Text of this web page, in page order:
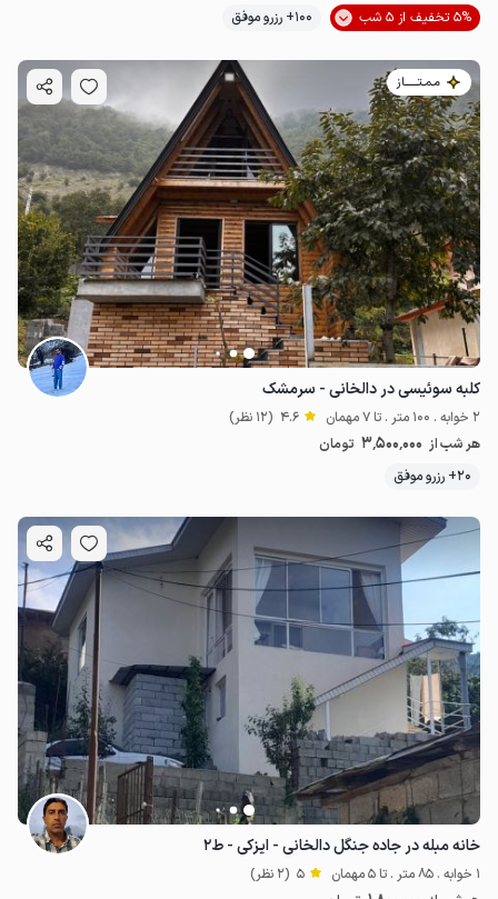
5% تخفیف از 5 شب 100+ رزرو موفق
مـمـتــــــاز
کلبه سوئیسی در دالخانی - سرمشک
2 خوابه . 100 متر . تا 7 مهمان 4.6 (12 نظر)
هر شب از 3٬500٬000 تومان
20+ رزرو موفق
خانه مبله در جاده جنگل دالخانی - ایزکی - ط۲
1 خوابه . 85 متر . تا 5 مهمان 5 (2 نظر)